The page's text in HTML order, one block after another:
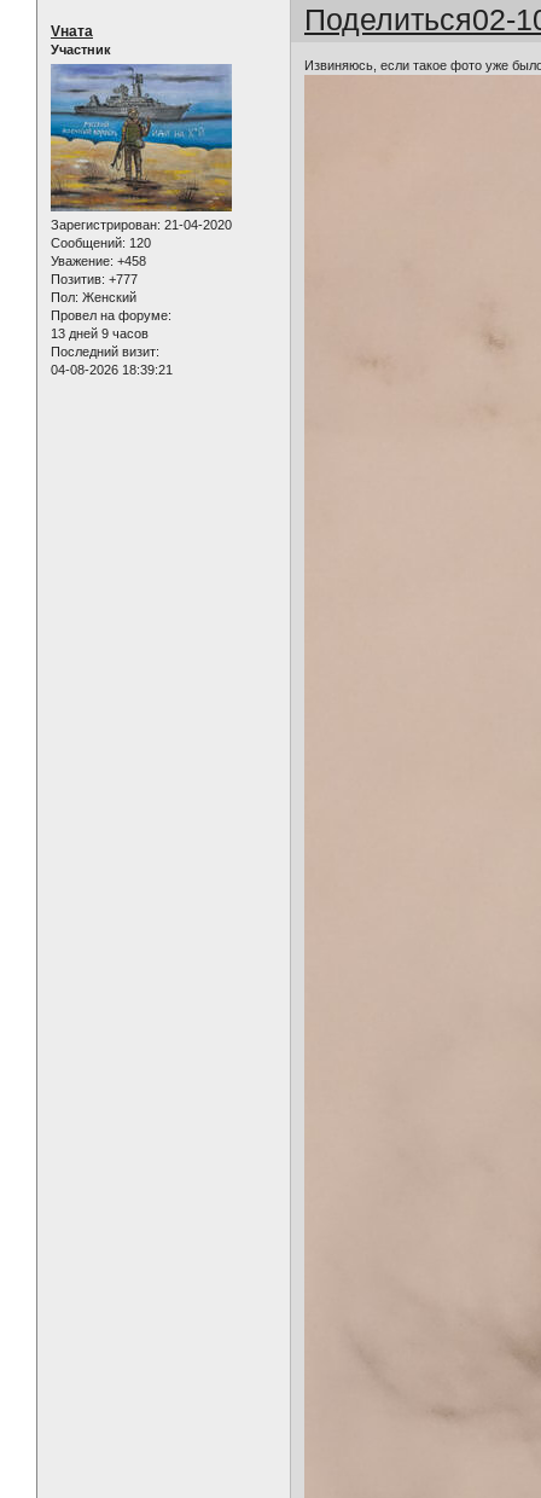
Поделиться02-
Vната
Участник
Зарегистрирован: 21-04-2020
Сообщений: 120
Уважение: +458
Позитив: +777
Пол: Женский
Провел на форуме:
13 дней 9 часов
Последний визит:
04-08-2026 18:39:21
Извиняюсь, если такое фото уже